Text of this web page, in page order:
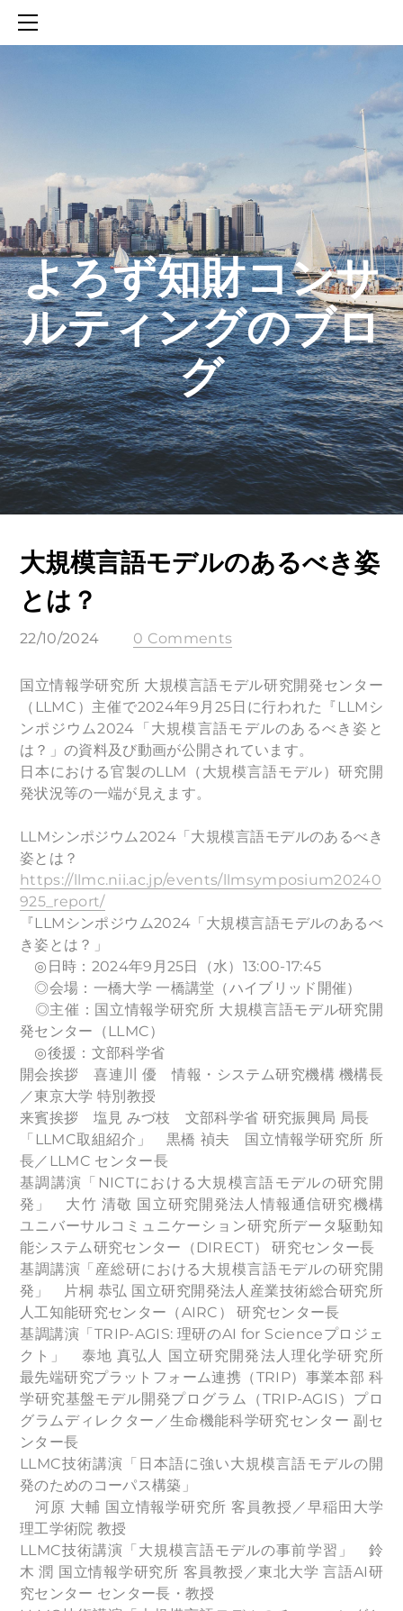
​よろず知財コンサ
ルティングのブロ
グ
大規模言語モデルのあるべき姿
とは？
22/10/2024 0 Comments
国立情報学研究所 大規模言語モデル研究開発センター
（LLMC）主催で2024年9月25日に行われた『LLMシ
ンポジウム2024「大規模言語モデルのあるべき姿と
は？」の資料及び動画が公開されています。
日本における官製のLLM（大規模言語モデル）研究開
発状況等の一端が見えます。
LLMシンポジウム2024「大規模言語モデルのあるべき
姿とは？
https://llmc.nii.ac.jp/events/llmsymposium20240
925_report/
『LLMシンポジウム2024「大規模言語モデルのあるべ
き姿とは？」
◎日時：2024年9月25日（水）13:00-17:45
◎会場：一橋大学 一橋講堂（ハイブリッド開催）
◎主催：国立情報学研究所 大規模言語モデル研究開
発センター（LLMC）
◎後援：文部科学省
開会挨拶 喜連川 優 情報・システム研究機構 機構長
／東京大学 特別教授
来賓挨拶 塩見 みづ枝 文部科学省 研究振興局 局長
「LLMC取組紹介」 黒橋 禎夫 国立情報学研究所 所
長／LLMC センター長
基調講演「NICTにおける大規模言語モデルの研究開
発」 大竹 清敬 国立研究開発法人情報通信研究機構
ユニバーサルコミュニケーション研究所データ駆動知
能システム研究センター（DIRECT） 研究センター長
基調講演「産総研における大規模言語モデルの研究開
発」 片桐 恭弘 国立研究開発法人産業技術総合研究所
人工知能研究センター（AIRC） 研究センター長
基調講演「TRIP-AGIS: 理研のAI for Scienceプロジェ
クト」 泰地 真弘人 国立研究開発法人理化学研究所
最先端研究プラットフォーム連携（TRIP）事業本部 科
学研究基盤モデル開発プログラム（TRIP-AGIS）プロ
グラムディレクター／生命機能科学研究センター 副セ
ンター長
LLMC技術講演「日本語に強い大規模言語モデルの開
発のためのコーパス構築」
河原 大輔 国立情報学研究所 客員教授／早稲田大学
理工学術院 教授
LLMC技術講演「大規模言語モデルの事前学習」 鈴
木 潤 国立情報学研究所 客員教授／東北大学 言語AI研
究センター センター長・教授
SERVICES
知財活動のROICへの貢献
生成AIを活用した知財戦略の策定方法
生成AIとの「壁打ち」で、新たな発明を創出する方法